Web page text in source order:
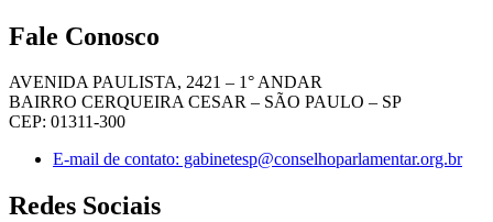
Fale Conosco
AVENIDA PAULISTA, 2421 – 1° ANDAR
BAIRRO CERQUEIRA CESAR – SÃO PAULO – SP
CEP: 01311-300
E-mail de contato: gabinetesp@conselhoparlamentar.org.br
Redes Sociais